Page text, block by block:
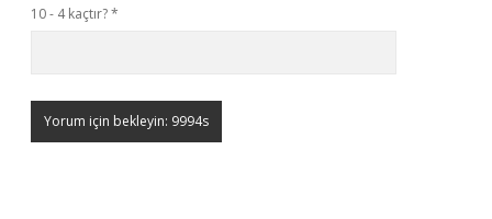
10 - 4 kaçtır?*